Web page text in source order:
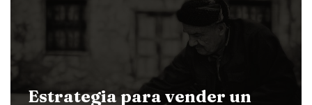
Estrategia para vender un